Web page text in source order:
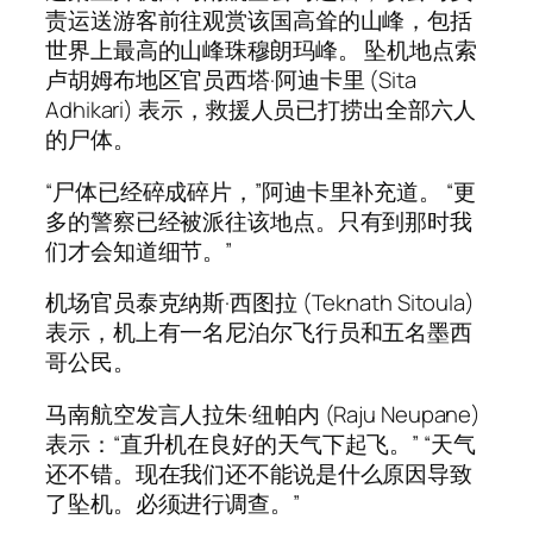
责运送游客前往观赏该国高耸的山峰，包括
世界上最高的山峰珠穆朗玛峰。 坠机地点索
卢胡姆布地区官员西塔·阿迪卡里 (Sita
Adhikari) 表示，救援人员已打捞出全部六人
的尸体。
“尸体已经碎成碎片，”阿迪卡里补充道。 “更
多的警察已经被派往该地点。只有到那时我
们才会知道细节。”
机场官员泰克纳斯·西图拉 (Teknath Sitoula)
表示，机上有一名尼泊尔飞行员和五名墨西
哥公民。
马南航空发言人拉朱·纽帕内 (Raju Neupane)
表示：“直升机在良好的天气下起飞。” “天气
还不错。现在我们还不能说是什么原因导致
了坠机。必须进行调查。”